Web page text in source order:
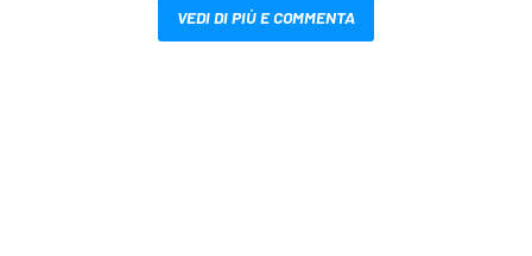
VEDI DI PIÙ E COMMENTA